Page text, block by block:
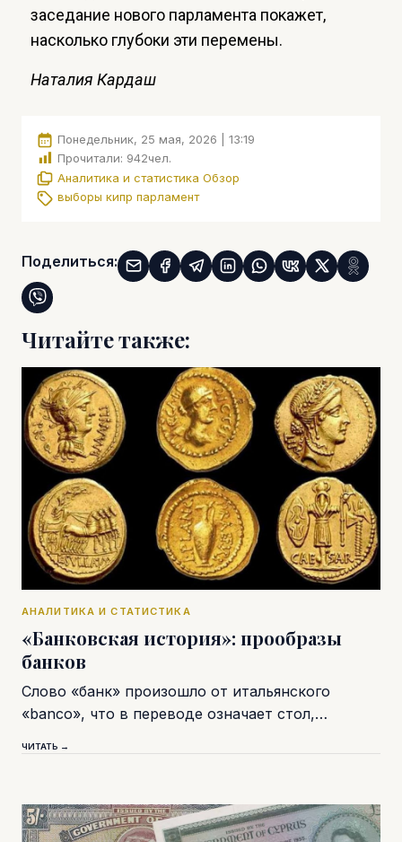
заседание нового парламента покажет,
насколько глубоки эти перемены.
Наталия Кардаш
Понедельник, 25 мая, 2026 | 13:19
Прочитали: 942чел.
Аналитика и статистика Обзор
выборы кипр парламент
Поделиться:
Читайте также:
АНАЛИТИКА И СТАТИСТИКА
«Банковская история»: прообразы
банков
Слово «банк» произошло от итальянского
«banco», что в переводе означает стол,…
ЧИТАТЬ →